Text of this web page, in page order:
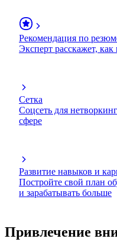
Рекомендация по
Эксперт расскажет,
Сетка
Соцсеть для
сфере
Развитие навыков и
Постройте свой план
и зарабатывать больше
Привлечение